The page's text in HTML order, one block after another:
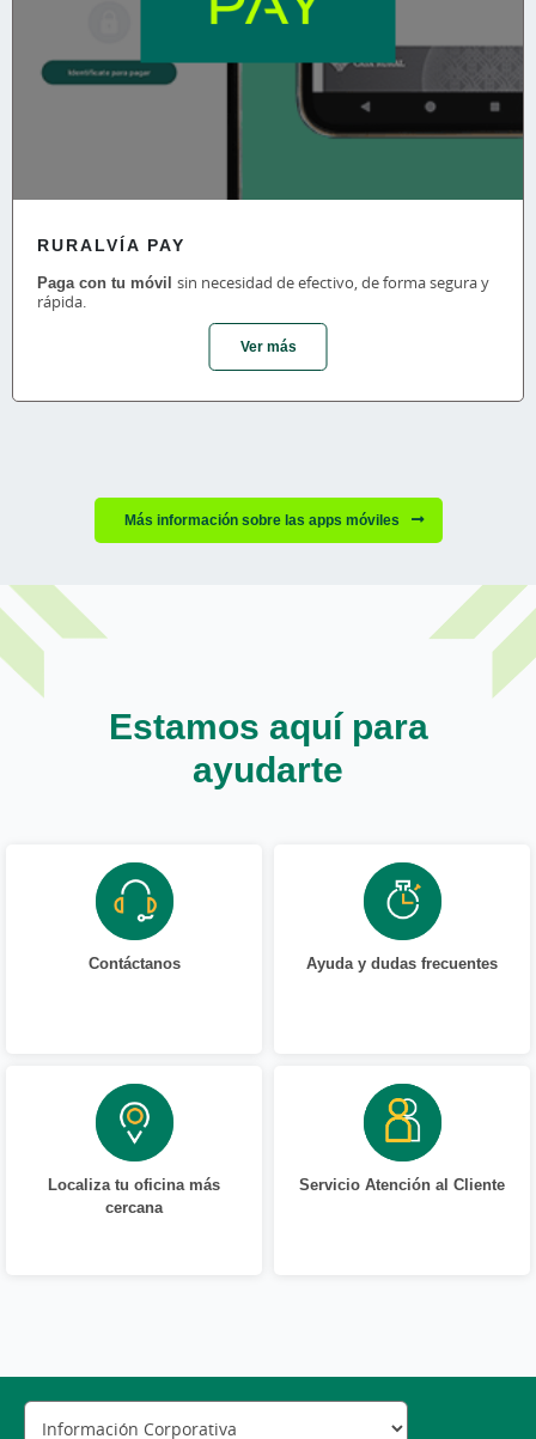
RURALVÍA PAY
Paga con tu móvil sin necesidad de efectivo, de forma segura y
rápida.
Ver más
Más información sobre las apps móviles
Estamos aquí para
ayudarte
Contáctanos Ayuda y dudas frecuentes
Localiza tu oficina más
cercana
Servicio Atención al Cliente